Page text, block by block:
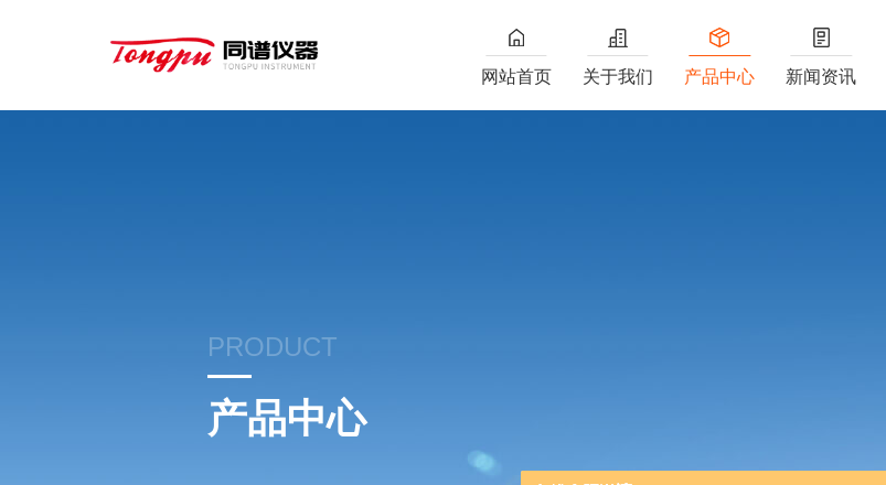
网站首页 关于我们 产品中心 新闻资讯
PRODUCT
产品中心